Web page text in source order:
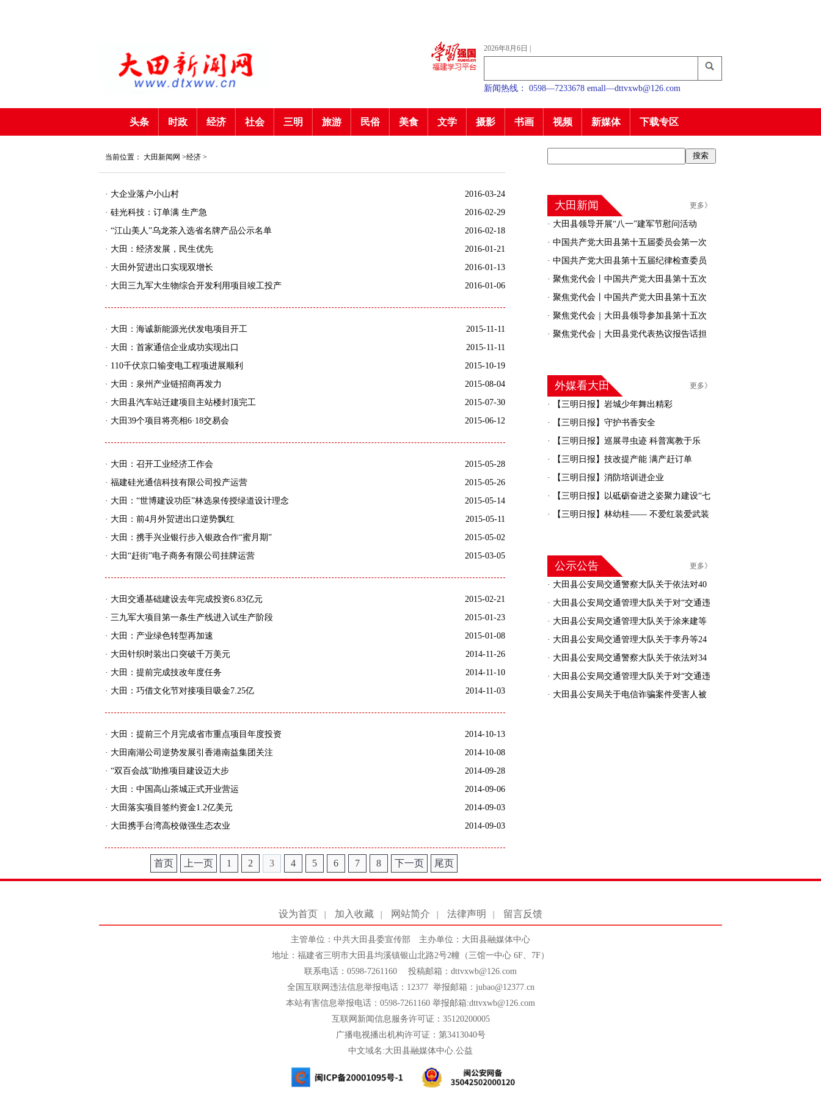
2026年8月6日
新闻热线： 0598—7233678 emall—dttvxwb@126.com
头条 时政 经济 社会 三明 旅游 民俗 美食 文学 摄影 书画 视频 新媒体 下载专区
更多》
大田新闻
· 大田县领导开展“八一”建军节慰问活动
· 中国共产党大田县第十五届委员会第一次
全体会议召开
· 中国共产党大田县第十五届纪律检查委员
会召开第一次全体会议
· 聚焦党代会丨中国共产党大田县第十五次
代表大会胜利闭幕
· 聚焦党代会丨中国共产党大田县第十五次
代表大会举行第二次全体会议
· 聚焦党代会｜大田县领导参加县第十五次
党代会分组审议
· 聚焦党代会｜大田县党代表热议报告话担
更多》
外媒看大田
·
【三明日报】岩城少年舞出精彩
·
【三明日报】守护书香安全
·
【三明日报】巡展寻虫迹 科普寓教于乐
·
【三明日报】技改提产能 满产赶订单
·
【三明日报】消防培训进企业
·
【三明日报】以砥砺奋进之姿聚力建设“七
彩大田”
· 【三明日报】林幼桂—— 不爱红装爱武装
更多》
公示公告
· 大田县公安局交通警察大队关于依法对40
名机动车驾驶人驾驶证作废的公告
· 大田县公安局交通管理大队关于对“交通违
法逾期未接受处理的机动车”进行处理的公告
· 大田县公安局交通管理大队关于涂来建等
30人交通安全违法行为处罚告知的公告
· 大田县公安局交通管理大队关于李丹等24
人交通安全违法行为处罚告知的公告
· 大田县公安局交通警察大队关于依法对34
名机动车驾驶人驾驶证作废的公告
· 大田县公安局交通管理大队关于对“交通违
法逾期未接受处理的机动车”进行处理的公告
· 大田县公安局关于电信诈骗案件受害人被
当前位置： 大田新闻网 >经济 >
2016-03-24
· 大企业落户小山村
2016-02-29
· 硅光科技：订单满 生产急
2016-02-18
· “江山美人”乌龙茶入选省名牌产品公示名单
2016-01-21
· 大田：经济发展，民生优先
2016-01-13
· 大田外贸进出口实现双增长
2016-01-06
· 大田三九军大生物综合开发利用项目竣工投产
2015-11-11
· 大田：海诚新能源光伏发电项目开工
2015-11-11
· 大田：首家通信企业成功实现出口
2015-10-19
· 110千伏京口输变电工程项进展顺利
2015-08-04
· 大田：泉州产业链招商再发力
2015-07-30
· 大田县汽车站迁建项目主站楼封顶完工
2015-06-12
· 大田39个项目将亮相6·18交易会
2015-05-28
· 大田：召开工业经济工作会
2015-05-26
· 福建硅光通信科技有限公司投产运营
2015-05-14
· 大田：“世博建设功臣”林选泉传授绿道设计理念
2015-05-11
· 大田：前4月外贸进出口逆势飘红
2015-05-02
· 大田：携手兴业银行步入银政合作“蜜月期”
2015-03-05
· 大田“赶街”电子商务有限公司挂牌运营
2015-02-21
· 大田交通基础建设去年完成投资6.83亿元
2015-01-23
· 三九军大项目第一条生产线进入试生产阶段
2015-01-08
· 大田：产业绿色转型再加速
2014-11-26
· 大田针织时装出口突破千万美元
2014-11-10
· 大田：提前完成技改年度任务
2014-11-03
· 大田：巧借文化节对接项目吸金7.25亿
2014-10-13
· 大田：提前三个月完成省市重点项目年度投资
2014-10-08
· 大田南湖公司逆势发展引香港南益集团关注
2014-09-28
· “双百会战”助推项目建设迈大步
2014-09-06
· 大田：中国高山茶城正式开业营运
2014-09-03
· 大田落实项目签约资金1.2亿美元
2014-09-03
· 大田携手台湾高校做强生态农业
首页 上一页 1 2 3 4 5 6 7 8 下一页 尾页
设为首页 加入收藏 网站简介 法律声明 留言反馈
主管单位：中共大田县委宣传部 主办单位：大田县融媒体中心
地址：福建省三明市大田县均溪镇银山北路2号2幢（三馆一中心 6F、7F）
联系电话：0598-7261160 投稿邮箱：dttvxwb@126.com
全国互联网违法信息举报电话：12377 举报邮箱：jubao@12377.cn
本站有害信息举报电话：0598-7261160 举报邮箱:dttvxwb@126.com
互联网新闻信息服务许可证：35120200005
广播电视播出机构许可证：第3413040号
中文域名:大田县融媒体中心.公益